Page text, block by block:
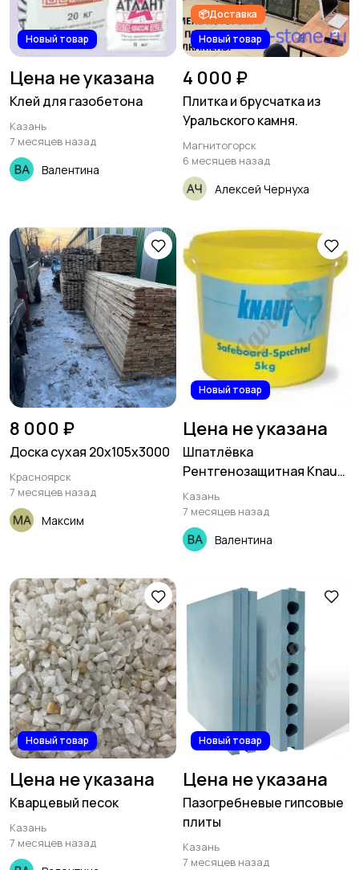
Новый товар
Цена не указана
Клей для газобетона
Казань
7 месяцев назад
Валентина
📦Доставка
Новый товар
4 000 ₽
Плитка и брусчатка из
Уральского камня.
Магнитогорск
6 месяцев назад
Алексей Чернуха
8 000 ₽
Доска сухая 20х105х3000
Красноярск
7 месяцев назад
Максим
Новый товар
Цена не указана
Шпатлёвка
Рентгенозащитная Knauf
Safeboard
Казань
7 месяцев назад
Валентина
Новый товар
Цена не указана
Кварцевый песок
Казань
7 месяцев назад
Новый товар
Цена не указана
Пазогребневые гипсовые
плиты
Казань
7 месяцев назад